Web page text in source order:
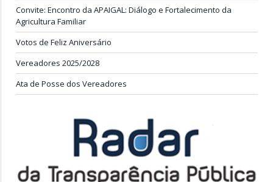
Convite: Encontro da APAIGAL: Diálogo e Fortalecimento da
Agricultura Familiar
Votos de Feliz Aniversário
Vereadores 2025/2028
Ata de Posse dos Vereadores